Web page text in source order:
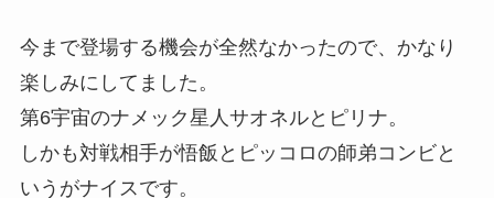
今まで登場する機会が全然なかったので、かなり
楽しみにしてました。
第6宇宙のナメック星人サオネルとピリナ。
しかも対戦相手が悟飯とピッコロの師弟コンビと
いうがナイスです。